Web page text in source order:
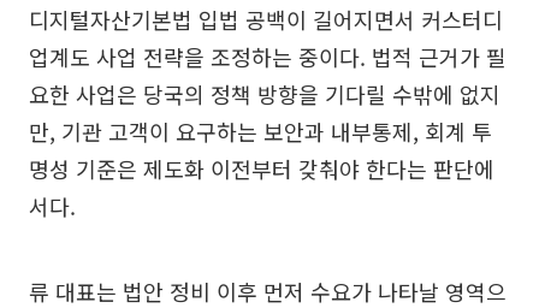
디지털자산기본법 입법 공백이 길어지면서 커스터디
업계도 사업 전략을 조정하는 중이다. 법적 근거가 필
요한 사업은 당국의 정책 방향을 기다릴 수밖에 없지
만, 기관 고객이 요구하는 보안과 내부통제, 회계 투
명성 기준은 제도화 이전부터 갖춰야 한다는 판단에
서다.
류 대표는 법안 정비 이후 먼저 수요가 나타날 영역으